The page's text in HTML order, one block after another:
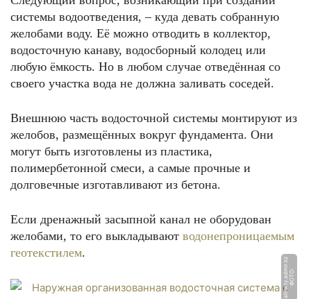
системы водоотведения, – куда девать собранную
желобами воду. Её можно отводить в коллектор,
водосточную канаву, водосборный колодец или
любую ёмкость. Но в любом случае отведённая со
своего участка вода не должна заливать соседей.
Внешнюю часть водосточной системы монтируют из
желобов, размещённых вокруг фундамента. Они
могут быть изготовлены из пластика,
полимербетонной смеси, а самые прочные и
долговечные изготавливают из бетона.
Если дренажный засыпной канал не оборудован
желобами, то его выкладывают водонепроницаемым
геотекстилем.
Ф
О
Т
О:
al
m
a
t
y.
a
d
mi
r.
k
z